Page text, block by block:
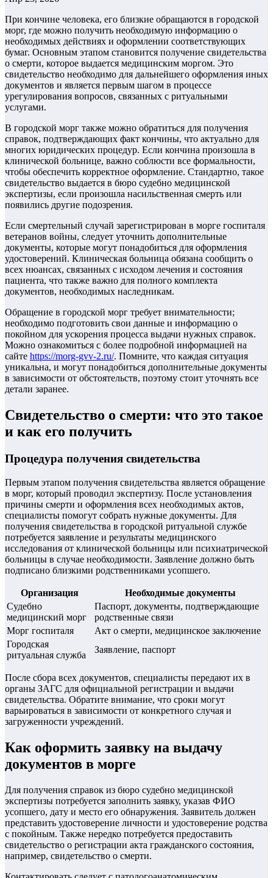
При кончине человека, его близкие обращаются в городской
морг, где можно получить необходимую информацию о
необходимых действиях и оформлении соответствующих
бумаг. Основным этапом становится получение свидетельства
о смерти, которое выдается медицинским моргом. Это
свидетельство необходимо для дальнейшего оформления иных
документов и является первым шагом в процессе
урегулирования вопросов, связанных с ритуальными
услугами.
В городской морг также можно обратиться для получения
справок, подтверждающих факт кончины, что актуально для
многих юридических процедур. Если кончина произошла в
клинической больнице, важно соблюсти все формальности,
чтобы обеспечить корректное оформление. Стандартно, такое
свидетельство выдается в бюро судебно медицинской
экспертизы, если произошла насильственная смерть или
появились другие подозрения.
Если смертельный случай зарегистрирован в морге госпиталя
ветеранов войны, следует уточнить дополнительные
документы, которые могут понадобиться для оформления
удостоверений. Клиническая больница обязана сообщить о
всех нюансах, связанных с исходом лечения и состояния
пациента, что также важно для полного комплекта
документов, необходимых наследникам.
Обращение в городской морг требует внимательности;
необходимо подготовить свои данные и информацию о
покойном для ускорения процесса выдачи нужных справок.
Можно ознакомиться с более подробной информацией на
сайте https://morg-gvv-2.ru/. Помните, что каждая ситуация
уникальна, и могут понадобиться дополнительные документы
в зависимости от обстоятельств, поэтому стоит уточнять все
детали заранее.
Свидетельство о смерти: что это такое
и как его получить
Процедура получения свидетельства
Первым этапом получения свидетельства является обращение
в морг, который проводил экспертизу. После установления
причины смерти и оформления всех необходимых актов,
специалисты помогут собрать нужные документы. Для
получения свидетельства в городской ритуальной службе
потребуется заявление и результаты медицинского
исследования от клинической больницы или психиатрической
больницы в случае необходимости. Заявление должно быть
подписано близкими родственниками усопшего.
Организация
Необходимые документы
Судебно
медицинский морг
Паспорт, документы, подтверждающие
родственные связи
Морг госпиталя
Акт о смерти, медицинское заключение
Городская
ритуальная служба
Заявление, паспорт
После сбора всех документов, специалисты передают их в
органы ЗАГС для официальной регистрации и выдачи
свидетельства. Обратите внимание, что сроки могут
варьироваться в зависимости от конкретного случая и
загруженности учреждений.
Как оформить заявку на выдачу
документов в морге
Для получения справок из бюро судебно медицинской
экспертизы потребуется заполнить заявку, указав ФИО
усопшего, дату и место его обнаружения. Заявитель должен
представить удостоверение личности и удостоверение родства
с покойным. Также нередко потребуется предоставить
свидетельство о регистрации акта гражданского состояния,
например, свидетельство о смерти.